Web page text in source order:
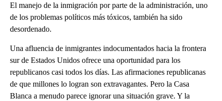
El manejo de la inmigración por parte de la administración, uno
de los problemas políticos más tóxicos, también ha sido
desordenado.
Una afluencia de inmigrantes indocumentados hacia la frontera
sur de Estados Unidos ofrece una oportunidad para los
republicanos casi todos los días. Las afirmaciones republicanas
de que millones lo logran son extravagantes. Pero la Casa
Blanca a menudo parece ignorar una situación grave. Y la